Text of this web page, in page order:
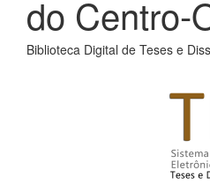
do Centro-
Biblioteca Digital de Teses e